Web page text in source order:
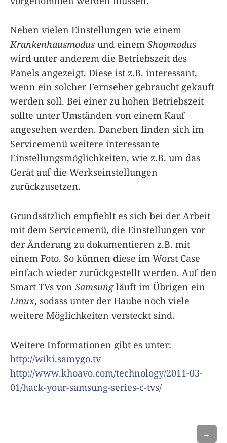
Neben vielen Einstellungen wie einem
Krankenhausmodus und einem Shopmodus
wird unter anderem die Betriebszeit des
Panels angezeigt. Diese ist z.B. interessant,
wenn ein solcher Fernseher gebraucht gekauft
werden soll. Bei einer zu hohen Betriebszeit
sollte unter Umständen von einem Kauf
angesehen werden. Daneben finden sich im
Servicemenü weitere interessante
Einstellungsmöglichkeiten, wie z.B. um das
Gerät auf die Werkseinstellungen
zurückzusetzen.
Grundsätzlich empfiehlt es sich bei der Arbeit
mit dem Servicemenü, die Einstellungen vor
der Änderung zu dokumentieren z.B. mit
einem Foto. So können diese im Worst Case
einfach wieder zurückgestellt werden. Auf den
Smart TVs von Samsungläuft im Übrigen ein
Linux, sodass unter der Haube noch viele
weitere Möglichkeiten versteckt sind.
Weitere Informationen gibt es unter:
http://wiki.samygo.tv
http://www.khoavo.com/technology/2011-03-
01/hack-your-samsung-series-c-tvs/
→